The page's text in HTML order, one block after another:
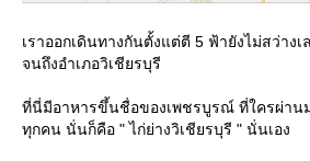
เราออกเดินทางกันตั้งแต่ตี 5 ฟ้ายังไม่สว่าง
จนถึงอำเภอวิเชียรบุรี
ที่นี่มีอาหารขึ้นชื่อของเพชรบูรณ์ ที่ใครผ่าน
ทุกคน นั่นก็คือ " ไก่ย่างวิเชียรบุรี " นั่นเอง